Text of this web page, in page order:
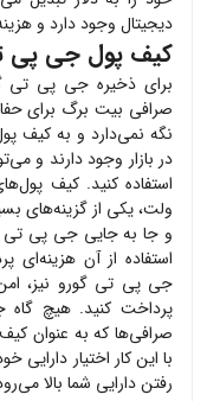
دیجیتال وجود دارد و
کیف پول جی پی
برای ذخیره جی پی تی
صرافی بیت برگ برای
نگه نمی‌دارد و به کیف
در بازار وجود دارند و
استفاده کنید. کیف
ولت، یکی از گزینه‌های
و جا به جاییجی پی تی
استفاده از آن
جی پی تی گورو نیز،
پرداخت کنید. هیچ گاه
صرافی‌ها که به عنوان
با این کار اختیار
رفتن دارایی شما بالا